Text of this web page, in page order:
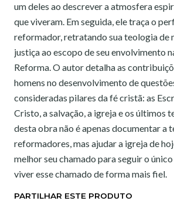
um deles ao descrever a atmosfera
que viveram. Em seguida, ele traça o
reformador, retratando sua teologia de
justiça ao escopo de seu envolvimento
Reforma. O autor detalha as
homens no desenvolvimento de
consideradas pilares da fé cristã: as
Cristo, a salvação, a igreja e os últimos
desta obra não é apenas documentar a
reformadores, mas ajudar a igreja de
melhor seu chamado para seguir o
viver esse chamado de forma mais fiel.
PARTILHAR ESTE PRODUTO